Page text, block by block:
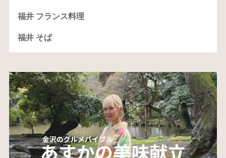
福井 フランス料理
福井 そば